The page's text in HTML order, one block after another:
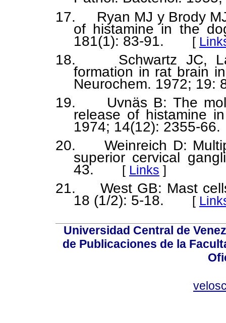
17. Ryan MJ y Brody
of histamine in the
181(1): 83-91. [
18. Schwartz JC,
formation in rat brain
Neurochem. 1972; 19:
19. Uvnäs B: The
release of histamine
1974; 14(12): 2355-66.
20. Weinreich D:
superior cervical
43. [ Links ]
21. West GB: Mast
18 (1/2): 5-18. [
Universidad Central de
de Publicaciones de la